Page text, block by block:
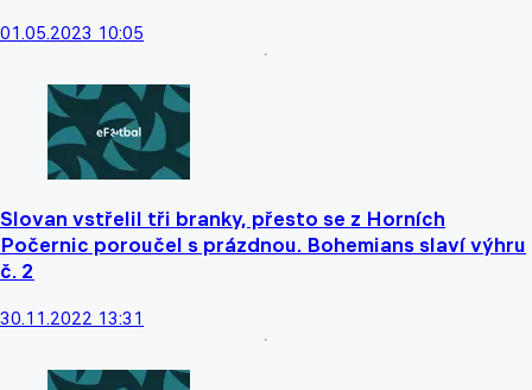
01.05.2023 10:05
Slovan vstřelil tři branky, přesto se z Horních
Počernic poroučel s prázdnou. Bohemians slaví výhru
č. 2
30.11.2022 13:31